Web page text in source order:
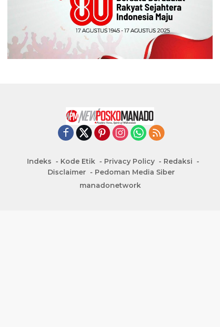
Indeks Kode Etik Privacy Policy
Redaksi
Disclaimer
Pedoman Media Siber
manadonetwork